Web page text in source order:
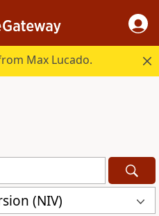
Max Lucado.
(NIV)